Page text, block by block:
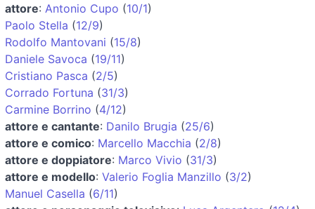
attore: Antonio Cupo (10/1)
Paolo Stella (12/9)
Rodolfo Mantovani (15/8)
Daniele Savoca (19/11)
Cristiano Pasca (2/5)
Corrado Fortuna (31/3)
Carmine Borrino (4/12)
attore e cantante: Danilo Brugia (25/6)
attore e comico: Marcello Macchia (2/8)
attore e doppiatore: Marco Vivio (31/3)
attore e modello: Valerio Foglia Manzillo (3/2)
Manuel Casella (6/11)